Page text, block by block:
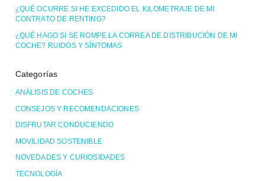
¿QUÉ OCURRE SI HE EXCEDIDO EL KILOMETRAJE DE MI
CONTRATO DE RENTING?
¿QUÉ HAGO SI SE ROMPE LA CORREA DE DISTRIBUCIÓN DE MI
COCHE? RUIDOS Y SÍNTOMAS
Categorías
ANÁLISIS DE COCHES
CONSEJOS Y RECOMENDACIONES
DISFRUTAR CONDUCIENDO
MOVILIDAD SOSTENIBLE
NOVEDADES Y CURIOSIDADES
TECNOLOGÍA